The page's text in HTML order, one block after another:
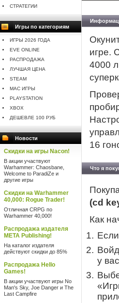
СТРАТЕГИИ
Игры по категориям
ИГРЫ 2026 ГОДА
EVE ONLINE
РАСПРОДАЖА
ЛУЧШАЯ ЦЕНА
STEAM
MAC ИГРЫ
PLAYSTATION
XBOX
ДЕШЕВЛЕ 100 РУБ
Новости
Скидки на игры Nacon!
В акции участвуют
Warhammer: Chaosbane,
Welcome to ParadiZe и
другие игры
Скидки на Warhammer
40,000: Rogue Trader!
Отличная CRPG по
Warhammer 40,000!
Распродажа издателя
META Publishing!
На каталог издателя
действуют скидки до 85%
Распродажа Hello
Games!
В акции участвуют игры No
Man's Sky, Joe Danger и The
Last Campfire
игре.
4000
16
Что я
(cd
Как
у